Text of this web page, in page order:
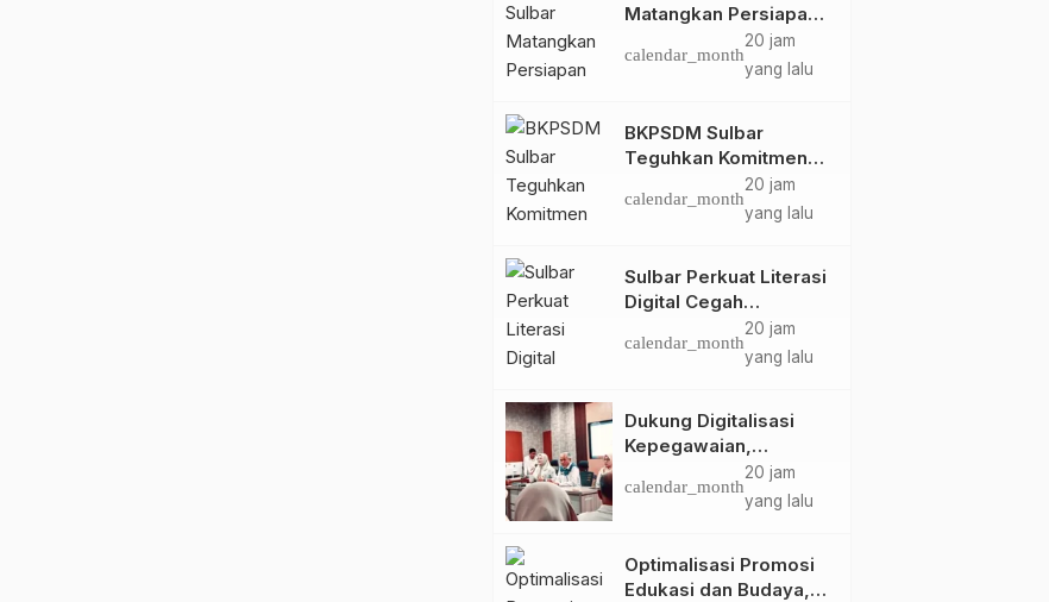
Matangkan Persiapan
HUT Ke-81 RI, Puncak
Upacara di Lapangan
calendar_month
20 jam
yang lalu
BKPSDM Sulbar
Teguhkan Komitmen
Pengembangan
Kompetensi ASN
Perjanjian Tugas
Belajar 2026
calendar_month
20 jam
yang lalu
Sulbar Perkuat Literasi
Digital Cegah
Kejahatan Love
Scamming
calendar_month
20 jam
yang lalu
Dukung Digitalisasi
Kepegawaian,
DPMPTSP Sulbar Siap
Terapkan Aplikasi
calendar_month
20 jam
yang lalu
Optimalisasi Promosi
Edukasi dan Budaya,